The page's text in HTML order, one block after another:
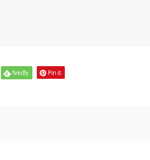
feedly Pin it